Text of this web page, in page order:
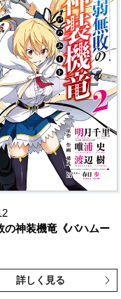
の神装機竜《バハムー
詳しく見る